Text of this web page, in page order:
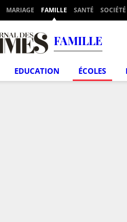
MARIAGE FAMILLE SANTÉ SOCIÉTÉ
FAMILLE
EDUCATION ÉCOLES